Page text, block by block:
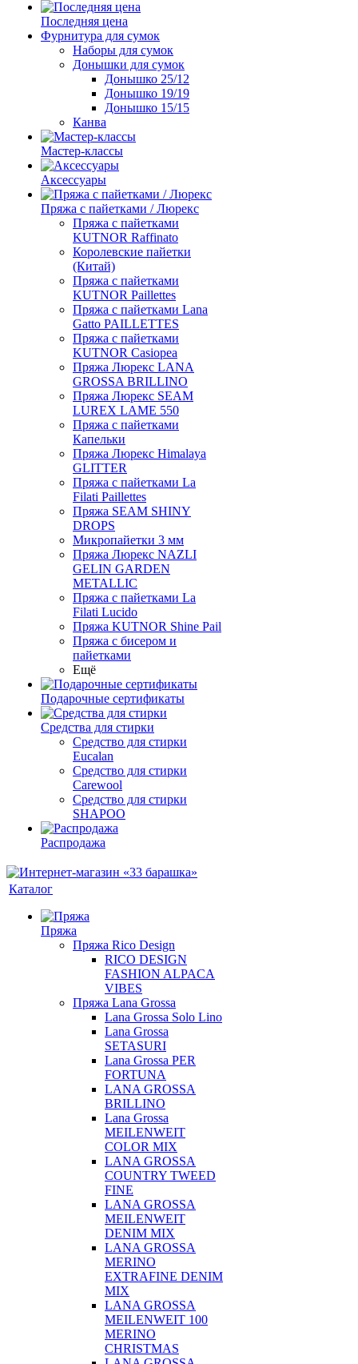
Последняя цена
Фурнитура для сумок
Наборы для сумок
Донышки для сумок
Донышко 25/12
Донышко 19/19
Донышко 15/15
Канва
Мастер-классы
Аксессуары
Пряжа с пайетками / Люрекс
Пряжа с пайетками
KUTNOR Raffinato
Королевские пайетки
(Китай)
Пряжа с пайетками
KUTNOR Paillettes
Пряжа с пайетками Lana
Gatto PAILLETTES
Пряжа с пайетками
KUTNOR Casiopea
Пряжа Люрекс LANA
GROSSA BRILLINO
Пряжа Люрекс SEAM
LUREX LAME 550
Пряжа с пайетками
Капельки
Пряжа Люрекс Himalaya
GLITTER
Пряжа с пайетками La
Filati Paillettes
Пряжа SEAM SHINY
DROPS
Микропайетки 3 мм
Пряжа Люрекс NAZLI
GELIN GARDEN
METALLIC
Пряжа с пайетками La
Filati Lucido
Пряжа KUTNOR Shine Pail
Пряжа с бисером и
пайетками
Ещё
Подарочные сертификаты
Средства для стирки
Средство для стирки
Eucalan
Средство для стирки
Carewool
Средство для стирки
SHAPOO
Распродажа
Каталог
Пряжа
Пряжа Rico Design
RICO DESIGN
FASHION ALPACA
VIBES
Пряжа Lana Grossa
Lana Grossa Solo Lino
Lana Grossa
SETASURI
Lana Grossa PER
FORTUNA
LANA GROSSA
BRILLINO
Lana Grossa
MEILENWEIT
COLOR MIX
LANA GROSSA
COUNTRY TWEED
FINE
LANA GROSSA
MEILENWEIT
DENIM MIX
LANA GROSSA
MERINO
EXTRAFINE DENIM
MIX
LANA GROSSA
MEILENWEIT 100
MERINO
CHRISTMAS